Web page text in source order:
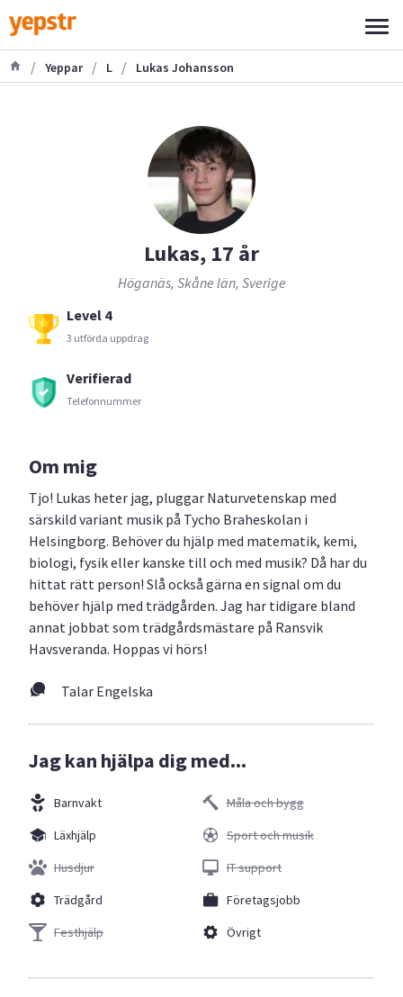
/ Yeppar / L / Lukas Johansson
Lukas, 17 år
Höganäs, Skåne län, Sverige
Level 4
3 utförda uppdrag
Verifierad
Telefonnummer
Om mig
Tjo! Lukas heter jag, pluggar Naturvetenskap med
särskild variant musik på Tycho Braheskolan i
Helsingborg. Behöver du hjälp med matematik, kemi,
biologi, fysik eller kanske till och med musik? Då har du
hittat rätt person! Slå också gärna en signal om du
behöver hjälp med trädgården. Jag har tidigare bland
annat jobbat som trädgårdsmästare på Ransvik
Havsveranda. Hoppas vi hörs!
Talar Engelska
Jag kan hjälpa dig med...
Barnvakt
Läxhjälp
Husdjur
Trädgård
Festhjälp
Måla och bygg
Sport och musik
IT support
Företagsjobb
Övrigt